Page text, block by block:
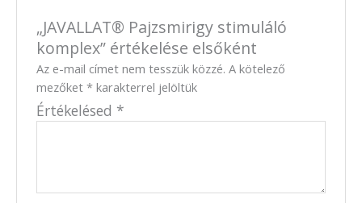
„JAVALLAT® Pajzsmirigy stimuláló
komplex” értékelése elsőként
Az e-mail címet nem tesszük közzé. A kötelező
mezőket* karakterrel jelöltük
Értékelésed *